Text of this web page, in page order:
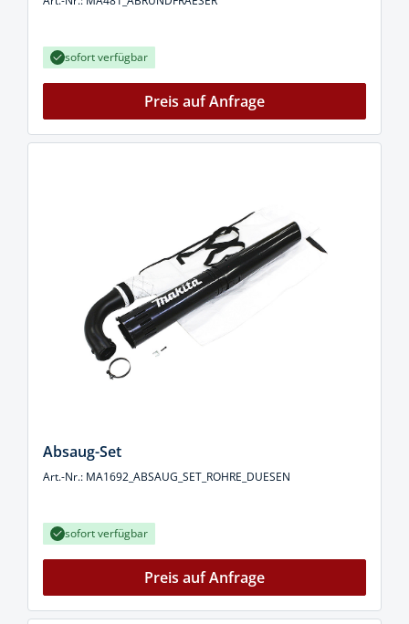
sofort verfügbar
Preis auf Anfrage
Absaug-Set
Art.-Nr.: MA1692_ABSAUG_SET_ROHRE_DUESEN
sofort verfügbar
Preis auf Anfrage